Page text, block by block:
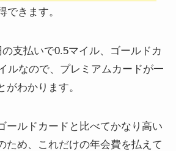
できます。
支払いで0.5マイル、ゴールドカ
ルなので、プレミアムカードが一
わかります。
ールドカードと比べてかなり高い
ため、これだけの年会費を払えて